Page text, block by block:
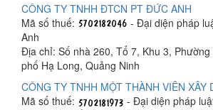
CÔNG TY TNHH ĐTCN PT ĐỨC ANH
Mã số thuế:
- Đại diện pháp
Anh
Địa chỉ: Số nhà 260, Tổ 7, Khu 3,
phố Hạ Long, Quảng Ninh
CÔNG TY TNHH MỘT THÀNH VIÊN XÂY
Mã số thuế:
- Đại diện pháp